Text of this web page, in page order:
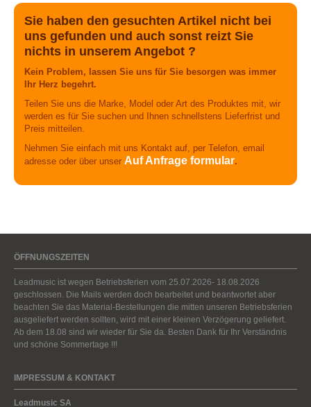
Sie haben den gesuchten Artikel nicht bei
uns gefunden und auch sonst reizt Sie
nichts in unserem Angebot ?
Kein Problem, lassen Sie uns für Sie besorgen was immer
Ihr Herz begehrt.
Teilen Sie uns die Marke, Model oder Art des Produktes mit, wir
werden es für Sie suchen und Ihnen schnellstens Lieferfrist und
Preis mitteilen.
Nehmen Sie einfach mit uns Kontakt auf, per Telefon, email
adresse oder über unser Auf Anfrage formular.
ÖFFNUNGSZEITEN
Leadmusic ist wegen Betriebsferien vom 25.07.2026- 18.08.2026
geschlossen. Die Mails werden doch bearbeitet und beantwortet aber
beachten Sie das Material-Bestellungen die mitten unseren Betriebsferien
ausgeliefert werden sollten, wird mit einer kleinen Verzögerung geliefert.
Ab dem 18.08 sind wir wieder für Sie da. Besten Dank für Ihr Verständnis
und schöne Sommertage !!!
IMPRESSUM & KONTAKT
Leadmusic SA